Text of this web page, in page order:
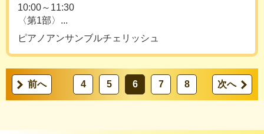
10:00～11:30
〈第1部〉...
ピアノアンサンブルチェリッシュ
前へ 4 5 6 7 8 次へ